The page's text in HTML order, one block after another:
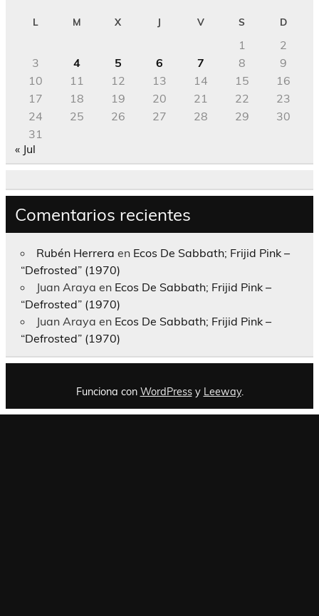
L M X J V S D
1
2
3
4 5 6 7 8
9
10
11 12 13 14 15
16
17
18 19 20 21 22
23
24
25 26 27 28 29
30
31
« Jul
Comentarios recientes
Rubén Herrera en Ecos De Sabbath; Frijid Pink –
“Defrosted” (1970)
Juan Araya en Ecos De Sabbath; Frijid Pink –
“Defrosted” (1970)
Juan Araya en Ecos De Sabbath; Frijid Pink –
“Defrosted” (1970)
Funciona con WordPressy Leeway.